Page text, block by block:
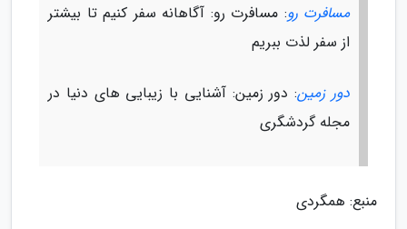
مسافرت رو: مسافرت رو: آگاهانه سفر کنیم تا بیشتر
از سفر لذت ببریم
دور زمین: دور زمین: آشنایی با زیبایی های دنیا در
مجله گردشگری
منبع: همگردی